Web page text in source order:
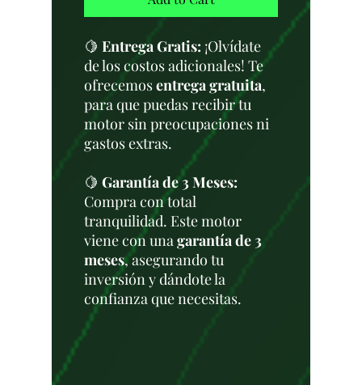
🍋 Entrega Gratis: ¡Olvídate
de los costos adicionales! Te
ofrecemosentrega gratuita,
para que puedas recibir tu
motor sin preocupaciones ni
gastos extras.
🍋 Garantía de 3 Meses:
Compra con total
tranquilidad. Este motor
viene con unagarantía de 3
meses, asegurando tu
inversión y dándote la
confianza que necesitas.